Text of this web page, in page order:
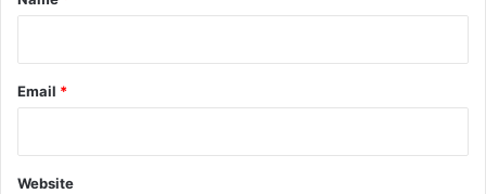
Email *
Website